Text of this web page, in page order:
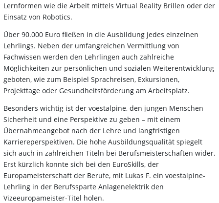
Lernformen wie die Arbeit mittels Virtual Reality Brillen oder der
Einsatz von Robotics.
Über 90.000 Euro fließen in die Ausbildung jedes einzelnen
Lehrlings. Neben der umfangreichen Vermittlung von
Fachwissen werden den Lehrlingen auch zahlreiche
Möglichkeiten zur persönlichen und sozialen Weiterentwicklung
geboten, wie zum Beispiel Sprachreisen, Exkursionen,
Projekttage oder Gesundheitsförderung am Arbeitsplatz.
Besonders wichtig ist der voestalpine, den jungen Menschen
Sicherheit und eine Perspektive zu geben – mit einem
Übernahmeangebot nach der Lehre und langfristigen
Karriereperspektiven. Die hohe Ausbildungsqualität spiegelt
sich auch in zahlreichen Titeln bei Berufsmeisterschaften wider.
Erst kürzlich konnte sich bei den EuroSkills, der
Europameisterschaft der Berufe, mit Lukas F. ein voestalpine-
Lehrling in der Berufssparte Anlagenelektrik den
Vizeeuropameister-Titel holen.